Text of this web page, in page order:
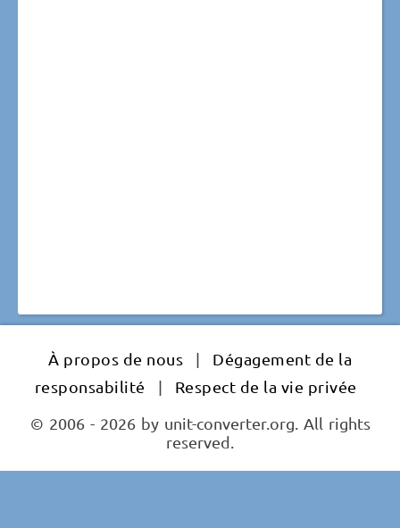
À propos de nous |
Dégagement de la
responsabilité
|
Respect de la vie privée
© 2006 - 2026 by unit-converter.org. All rights
reserved.